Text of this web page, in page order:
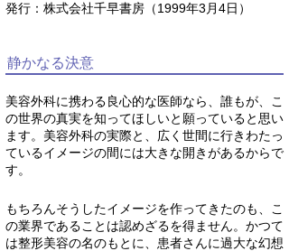
発行：株式会社千早書房（1999年3月4日）
静かなる決意
美容外科に携わる良心的な医師なら、誰もが、こ
の世界の真実を知ってほしいと願っていると思い
ます。美容外科の実際と、広く世間に行きわたっ
ているイメージの間には大きな開きがあるからで
す。
もちろんそうしたイメージを作ってきたのも、こ
の業界であることは認めざるを得ません。かつて
は整形美容の名のもとに、患者さんに過大な幻想